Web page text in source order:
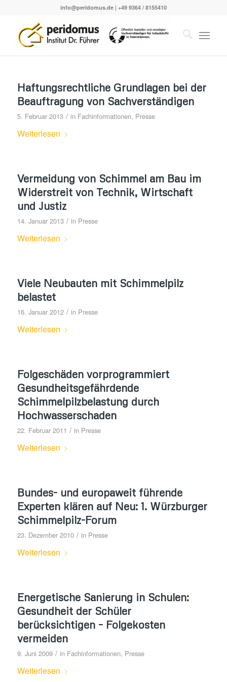
info@peridomus.de| +49 9364 / 8155410
Haftungsrechtliche Grundlagen bei der
Beauftragung von Sachverständigen
5. Februar 2013 / in Fachinformationen, Presse
Weiterlesen
Vermeidung von Schimmel am Bau im
Widerstreit von Technik, Wirtschaft
und Justiz
14. Januar 2013 / in Presse
Weiterlesen
Viele Neubauten mit Schimmelpilz
belastet
16. Januar 2012 / in Presse
Weiterlesen
Folgeschäden vorprogrammiert
Gesundheitsgefährdende
Schimmelpilzbelastung durch
Hochwasserschaden
22. Februar 2011 / in Presse
Weiterlesen
Bundes- und europaweit führende
Experten klären auf Neu: 1. Würzburger
Schimmelpilz-Forum
23. Dezember 2010 / in Presse
Weiterlesen
Energetische Sanierung in Schulen:
Gesundheit der Schüler
berücksichtigen – Folgekosten
vermeiden
9. Juni 2009 / in Fachinformationen, Presse
Weiterlesen